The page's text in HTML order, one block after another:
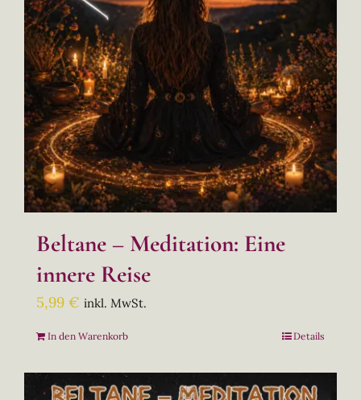
Beltane – Meditation: Eine
innere Reise
5,99 € inkl. MwSt.
In den Warenkorb Details